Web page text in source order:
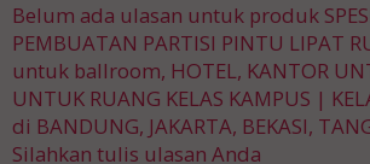
Belum ada ulasan untuk produk
PEMBUATAN PARTISI PINTU LIPAT
untuk ballroom, HOTEL, KANTOR
UNTUK RUANG KELAS KAMPUS |
di BANDUNG, JAKARTA, BEKASI,
Silahkan tulis ulasan Anda